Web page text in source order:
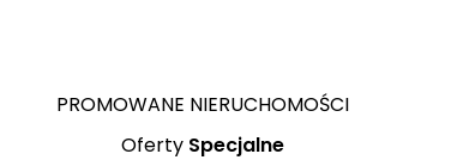
PROMOWANE NIERUCHOMOŚCI
Oferty Specjalne